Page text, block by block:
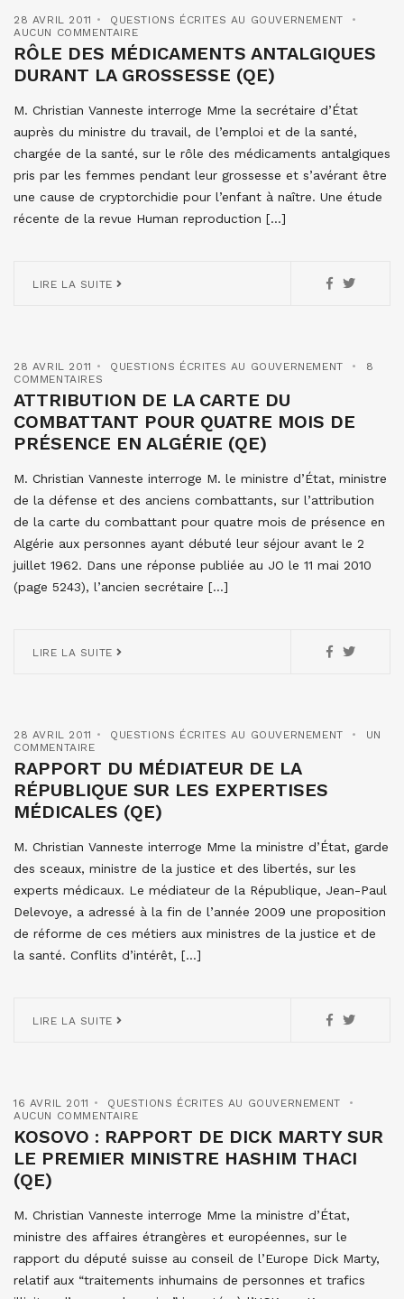
28 AVRIL 2011
QUESTIONS ÉCRITES AU GOUVERNEMENT
AUCUN COMMENTAIRE
RÔLE DES MÉDICAMENTS ANTALGIQUES
DURANT LA GROSSESSE (QE)
M. Christian Vanneste interroge Mme la secrétaire d’État
auprès du ministre du travail, de l’emploi et de la santé,
chargée de la santé, sur le rôle des médicaments antalgiques
pris par les femmes pendant leur grossesse et s’avérant être
une cause de cryptorchidie pour l’enfant à naître. Une étude
récente de la revue Human reproduction […]
LIRE LA SUITE
28 AVRIL 2011 QUESTIONS ÉCRITES AU GOUVERNEMENT
8
COMMENTAIRES
ATTRIBUTION DE LA CARTE DU
COMBATTANT POUR QUATRE MOIS DE
PRÉSENCE EN ALGÉRIE (QE)
M. Christian Vanneste interroge M. le ministre d’État, ministre
de la défense et des anciens combattants, sur l’attribution
de la carte du combattant pour quatre mois de présence en
Algérie aux personnes ayant débuté leur séjour avant le 2
juillet 1962. Dans une réponse publiée au JO le 11 mai 2010
(page 5243), l’ancien secrétaire […]
LIRE LA SUITE
28 AVRIL 2011 QUESTIONS ÉCRITES AU GOUVERNEMENT
UN
COMMENTAIRE
RAPPORT DU MÉDIATEUR DE LA
RÉPUBLIQUE SUR LES EXPERTISES
MÉDICALES (QE)
M. Christian Vanneste interroge Mme la ministre d’État, garde
des sceaux, ministre de la justice et des libertés, sur les
experts médicaux. Le médiateur de la République, Jean-Paul
Delevoye, a adressé à la fin de l’année 2009 une proposition
de réforme de ces métiers aux ministres de la justice et de
la santé. Conflits d’intérêt, […]
LIRE LA SUITE
16 AVRIL 2011
QUESTIONS ÉCRITES AU GOUVERNEMENT
AUCUN COMMENTAIRE
KOSOVO : RAPPORT DE DICK MARTY SUR
LE PREMIER MINISTRE HASHIM THACI
(QE)
M. Christian Vanneste interroge Mme la ministre d’État,
ministre des affaires étrangères et européennes, sur le
rapport du député suisse au conseil de l’Europe Dick Marty,
relatif aux “traitements inhumains de personnes et trafics